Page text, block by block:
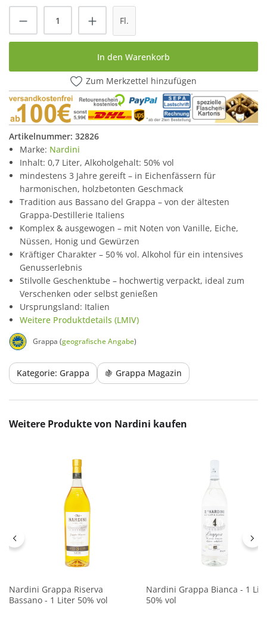
Produkt Anzahl: Gib den gewünschten
Fl.
In den Warenkorb
Zum Merkzettel hinzufügen
Artikelnummer: 32826
Marke: Nardini
Inhalt: 0,7 Liter, Alkoholgehalt: 50% vol
mindestens 3 Jahre gereift – in Eichenfässern für
harmonischen, holzbetonten Geschmack
Tradition aus Bassano del Grappa – von der ältesten
Grappa-Destillerie Italiens
Komplex & ausgewogen – mit Noten von Vanille, Eiche,
Nüssen, Honig und Gewürzen
Kräftiger Charakter – 50 % vol. Alkohol für ein intensives
Genusserlebnis
Stilvolle Geschenktube – hochwertig verpackt, ideal zum
Verschenken oder selbst genießen
Ursprungsland: Italien
Weitere Produktdetails (LMIV)
Grappa (geografische Angabe)
Kategorie: Grappa 🍇 Grappa Magazin
Produktgalerie überspringen
Weitere Produkte von Nardini kaufen
Nardini Grappa Riserva
Bassano - 1 Liter 50% vol
Nardini Grappa Bianca - 1
50% vol